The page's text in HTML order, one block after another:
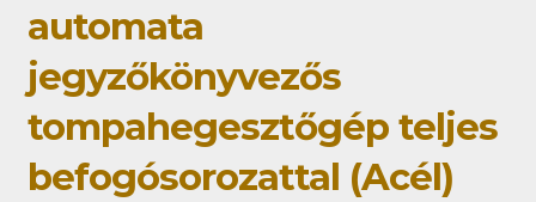
automata
jegyzőkönyvezős
tompahegesztőgép teljes
befogósorozattal (Acél)